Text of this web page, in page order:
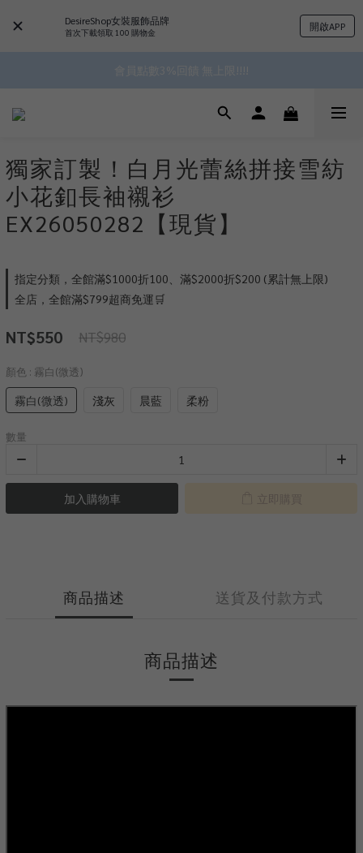
DesireShop女裝服飾品牌
首次下載領取 100 購物金 開啟APP
✿॰ॱ*｡ﾟ 全館滿$799即免運ॱ*｡ﾟ✿
^•ﻌ•^全館滿$1000現折$100 累計無上限 ♡ ✧*
會員點數3%回饋 無上限!!!!
✿॰ॱ*｡ﾟ 全館滿$799即免運ॱ*｡ﾟ✿
獨家訂製！白月光蕾絲拼接雪紡
小花釦長袖襯衫
EX26050282【現貨】
指定分類，全館滿$1000折100、滿$2000折$200 (累計無上限)
全店，全館滿$799超商免運🛒
NT$550 NT$980
顏色 : 霧白(微透)
霧白(微透) 淺灰 晨藍 柔粉
數量
加入購物車 立即購買
商品描述 送貨及付款方式
商品描述